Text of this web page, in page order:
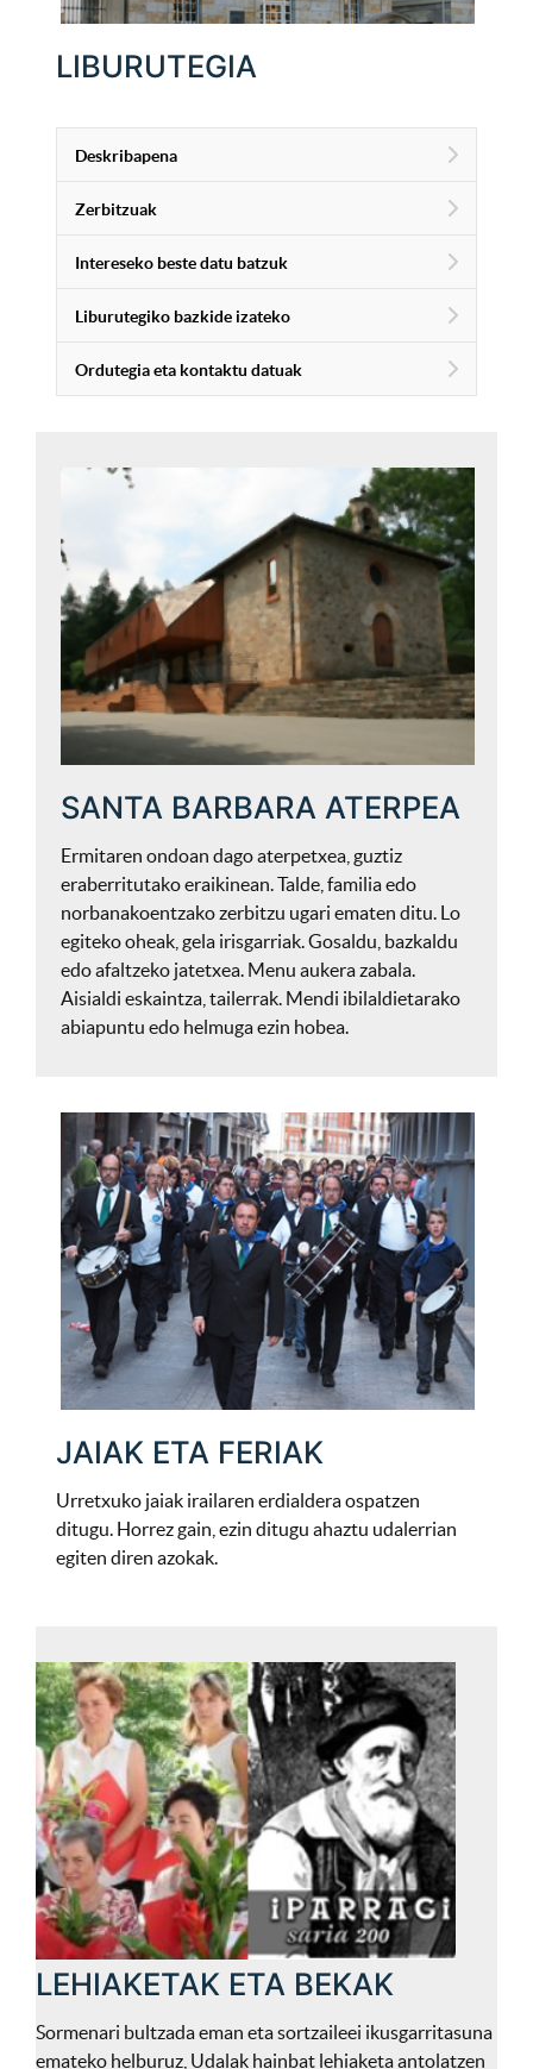
LIBURUTEGIA
Deskribapena
Zerbitzuak
Intereseko beste datu batzuk
Liburutegiko bazkide izateko
Ordutegia eta kontaktu datuak
SANTA BARBARA ATERPEA
Ermitaren ondoan dago aterpetxea, guztiz
eraberritutako eraikinean. Talde, familia edo
norbanakoentzako zerbitzu ugari ematen ditu. Lo
egiteko oheak, gela irisgarriak. Gosaldu, bazkaldu
edo afaltzeko jatetxea. Menu aukera zabala.
Aisialdi eskaintza, tailerrak. Mendi ibilaldietarako
abiapuntu edo helmuga ezin hobea.
JAIAK ETA FERIAK
Urretxuko jaiak irailaren erdialdera ospatzen
ditugu. Horrez gain, ezin ditugu ahaztu udalerrian
egiten diren azokak.
LEHIAKETAK ETA BEKAK
Sormenari bultzada eman eta sortzaileei ikusgarritasuna
emateko helburuz, Udalak hainbat lehiaketa antolatzen